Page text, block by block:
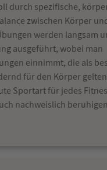
durch spezifische,
zwischen Körper
werden langsam
ausgeführt, wobei man
einnimmt, die als
für den Körper
Sportart für jedes
nachweislich